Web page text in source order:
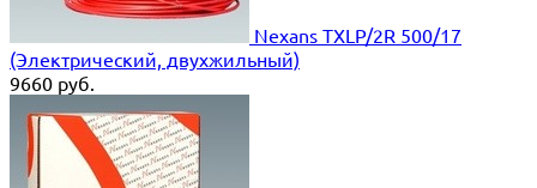
Nexans TXLP/2R 500/17
(Электрический, двухжильный)
9660 руб.